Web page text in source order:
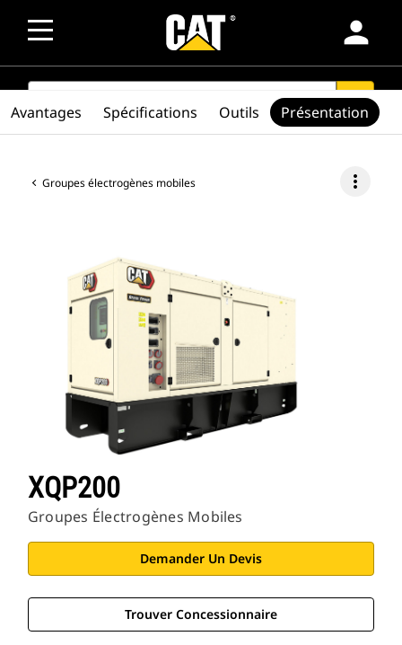
person
SEARCH search
Groupes électrogènes mobiles more_vert
XQP200
Groupes Électrogènes Mobiles
Demander Un Devis
Trouver Concessionnaire
Avantages Spécifications Outils Présentation